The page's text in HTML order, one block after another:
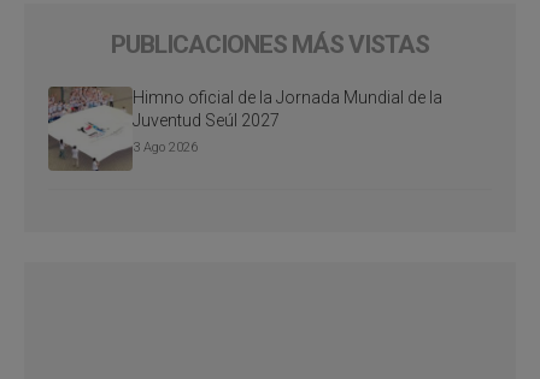
PUBLICACIONES MÁS VISTAS
Himno oficial de la Jornada Mundial de la
Juventud Seúl 2027
3 Ago 2026